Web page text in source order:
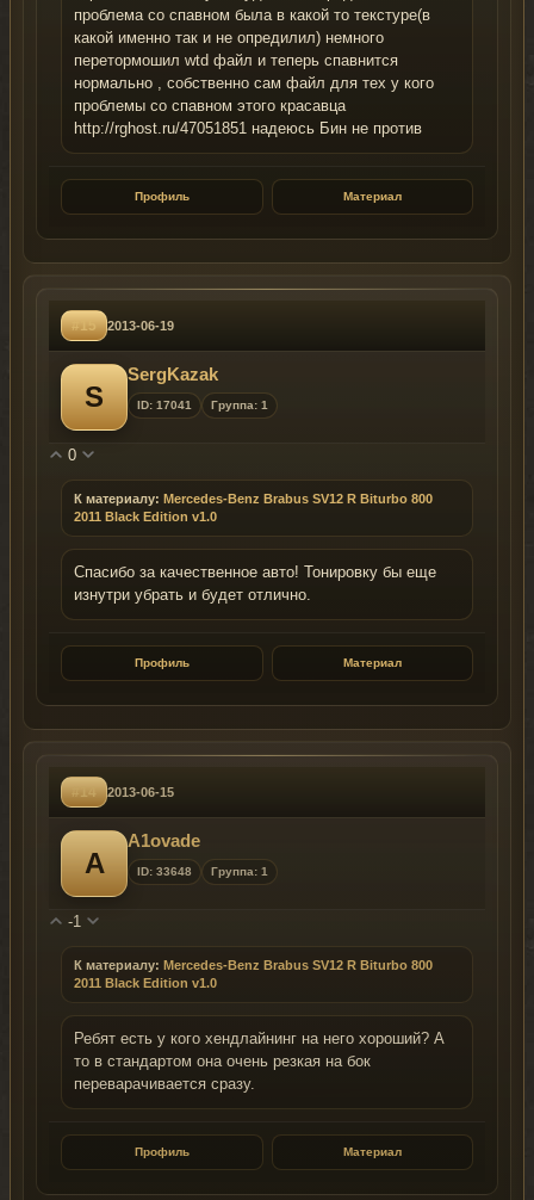
проблема со спавном была в какой то текстуре(в
какой именно так и не опредилил) немного
перетормошил wtd файл и теперь спавнится
нормально , собственно сам файл для тех у кого
проблемы со спавном этого красавца
http://rghost.ru/47051851 надеюсь Бин не против
Профиль Материал
#15 2013-06-19
S
SergKazak
ID: 17041 Группа: 1
0
К материалу: Mercedes-Benz Brabus SV12 R Biturbo 800
2011 Black Edition v1.0
Спасибо за качественное авто! Тонировку бы еще
изнутри убрать и будет отлично.
Профиль Материал
#14 2013-06-15
A
A1ovade
ID: 33648 Группа: 1
-1
К материалу: Mercedes-Benz Brabus SV12 R Biturbo 800
2011 Black Edition v1.0
Ребят есть у кого хендлайнинг на него хороший? А
то в стандартом она очень резкая на бок
переварачивается сразу.
Профиль Материал